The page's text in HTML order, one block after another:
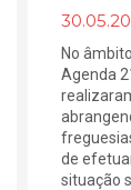
No
Agenda
de
situação